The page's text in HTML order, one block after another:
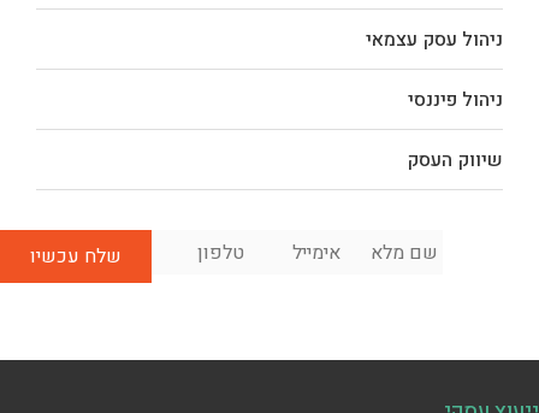
ניהול עסק עצמאי
ניהול פיננסי
שיווק העסק
שם
מלא
אימייל *